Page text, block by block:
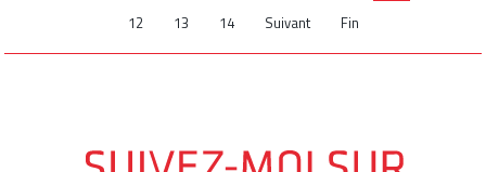
12
13 14 Suivant Fin